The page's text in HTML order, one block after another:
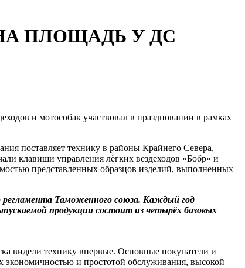
ПЛОЩАДЬ У ДС
и мотособак участвовал в праздновании в рамках
поставляет технику в районы Крайнего Севера,
клавиши управления лёгких вездеходов «Бобр» и
представленных образцов изделий, выполненных
регламента Таможенного союза. Каждый год
продукции состоит из четырёх базовых
видели технику впервые. Основные покупатели и
экономичностью и простотой обслуживания, высокой